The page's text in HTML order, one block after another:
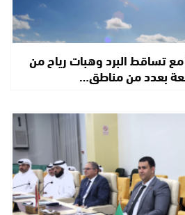
تساقط البرد وهبات رياح من
بعدد من مناطق…